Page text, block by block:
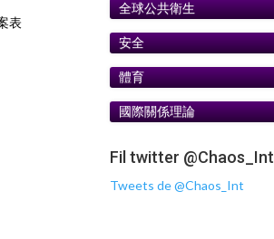
表
全球公共衛生
安全
體育
國際關係理論
Fil twitter @Chaos_Int
Tweets de @Chaos_Int